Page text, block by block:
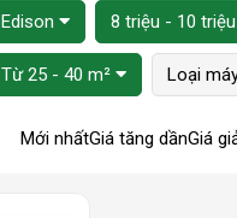
Edison 8 triệu - 10 triệu
Từ 25 - 40 m² Loại
Mới nhấtGiá tăng dầnGiá